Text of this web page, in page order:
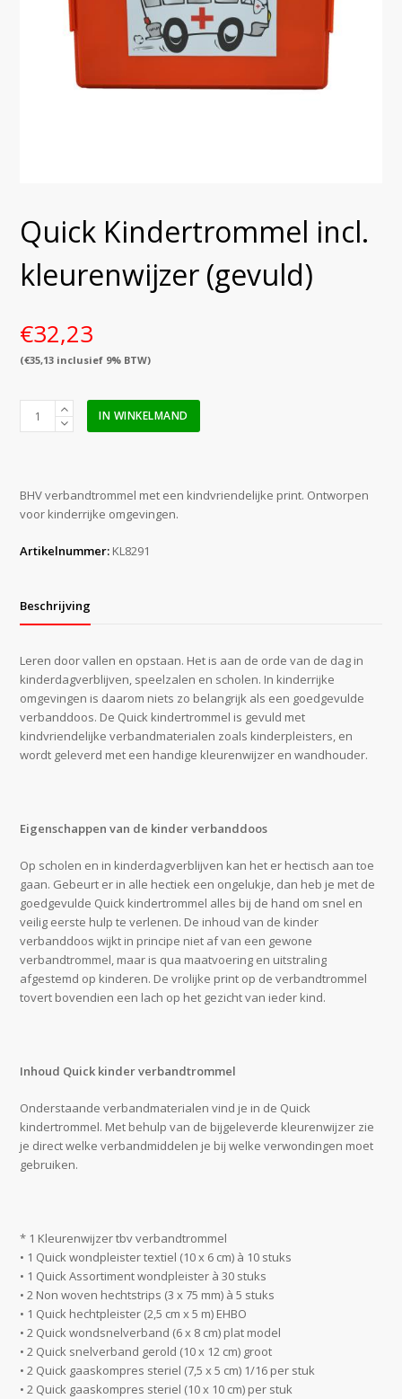
Quick Kindertrommel incl.
kleurenwijzer (gevuld)
€32,23
(€35,13 inclusief 9% BTW)
Kindertrommel
aantal
IN WINKELMAND
BHV verbandtrommel met een kindvriendelijke print. Ontworpen
voor kinderrijke omgevingen.
Artikelnummer: KL8291
Beschrijving
Leren door vallen en opstaan. Het is aan de orde van de dag in
kinderdagverblijven, speelzalen en scholen. In kinderrijke
omgevingen is daarom niets zo belangrijk als een goedgevulde
verbanddoos. De Quick kindertrommel is gevuld met
kindvriendelijke verbandmaterialen zoals kinderpleisters, en
wordt geleverd met een handige kleurenwijzer en wandhouder.
Eigenschappen van de kinder verbanddoos
Op scholen en in kinderdagverblijven kan het er hectisch aan toe
gaan. Gebeurt er in alle hectiek een ongelukje, dan heb je met de
goedgevulde Quick kindertrommel alles bij de hand om snel en
veilig eerste hulp te verlenen. De inhoud van de kinder
verbanddoos wijkt in principe niet af van een gewone
verbandtrommel, maar is qua maatvoering en uitstraling
afgestemd op kinderen. De vrolijke print op de verbandtrommel
tovert bovendien een lach op het gezicht van ieder kind.
Inhoud Quick kinder verbandtrommel
Onderstaande verbandmaterialen vind je in de Quick
kindertrommel. Met behulp van de bijgeleverde kleurenwijzer zie
je direct welke verbandmiddelen je bij welke verwondingen moet
gebruiken.
* 1 Kleurenwijzer tbv verbandtrommel
• 1 Quick wondpleister textiel (10 x 6 cm) à 10 stuks
• 1 Quick Assortiment wondpleister à 30 stuks
• 2 Non woven hechtstrips (3 x 75 mm) à 5 stuks
• 1 Quick hechtpleister (2,5 cm x 5 m) EHBO
• 2 Quick wondsnelverband (6 x 8 cm) plat model
• 2 Quick snelverband gerold (10 x 12 cm) groot
• 2 Quick gaaskompres steriel (7,5 x 5 cm) 1/16 per stuk
• 2 Quick gaaskompres steriel (10 x 10 cm) per stuk